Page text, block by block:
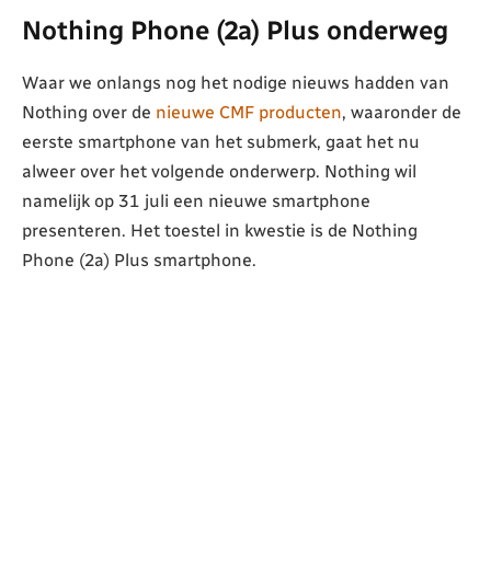
Nothing Phone (2a) Plus onderweg
Waar we onlangs nog het nodige nieuws hadden van
Nothing over de nieuwe CMF producten, waaronder de
eerste smartphone van het submerk, gaat het nu
alweer over het volgende onderwerp. Nothing wil
namelijk op 31 juli een nieuwe smartphone
presenteren. Het toestel in kwestie is de Nothing
Phone (2a) Plus smartphone.